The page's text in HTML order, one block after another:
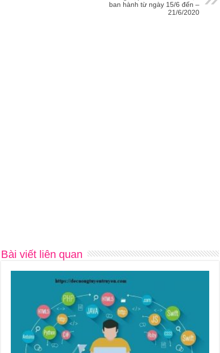
ban hành từ ngày 15/6 đến –
21/6/2020
Bài viết liên quan